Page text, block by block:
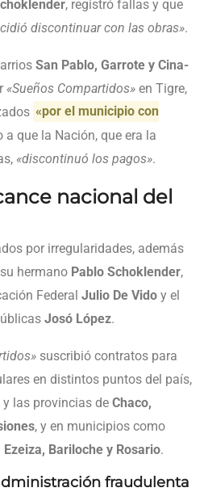
, registró fallas y que
discontinuar con las obras».
San Pablo, Garrote y Cina-
«Sueños Compartidos» en Tigre,
«por el municipio con
a que la Nación, que era la
«discontinuó los pagos».
nacional del
por irregularidades, además
hermano Pablo Schoklender,
Federal Julio De Vido y el
Josó López.
suscribió contratos para
en distintos puntos del país,
y las provincias de Chaco,
, y en municipios como
Bariloche y Rosario.
fraudulenta